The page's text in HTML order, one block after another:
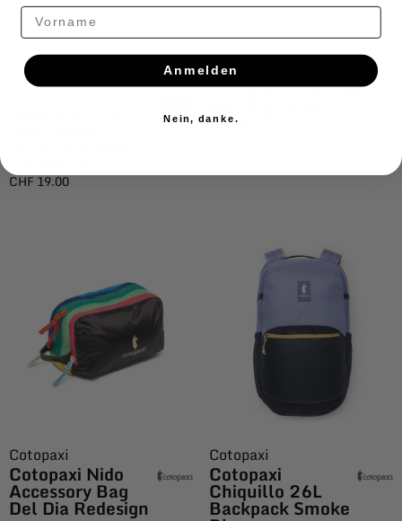
Dedicated
CHF19.00
Patagonia Terravia
Mini Hip Pack 1L
black
Cotopaxi
Cotopaxi Nido
Accessory Bag
Del Dia Redesign
Cotopaxi
Cotopaxi
Chiquillo 26L
Backpack Smoke
Vorname
Anmelden
Nein, danke.